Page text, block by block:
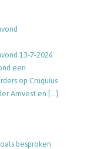
13-7-2026
een
op Cruquius
Amvest en […]
besproken